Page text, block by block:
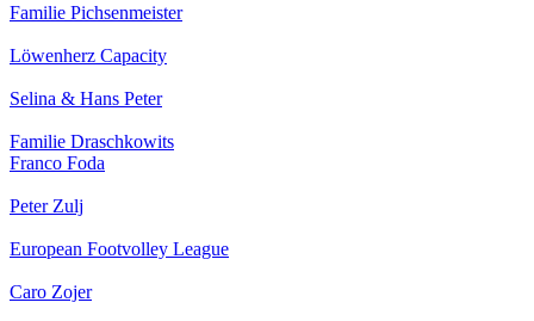
Familie Pichsenmeister
Löwenherz Capacity
Selina & Hans Peter
Familie Draschkowits
Franco Foda
Peter Zulj
European Footvolley League
Caro Zojer